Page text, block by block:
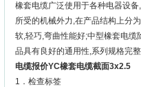
橡套电缆广泛使用于各种电器设
所受的机械外力,在产品结构上分
软,轻巧,弯曲性能好;中型橡套电
品具有良好的通用性,系列规格完
电缆报价YC橡套电缆截面3x2.5
1．检查标签